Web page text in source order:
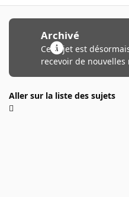
Archivé
Ce sujet est
recevoir de nouvelles
Aller sur la liste des sujets